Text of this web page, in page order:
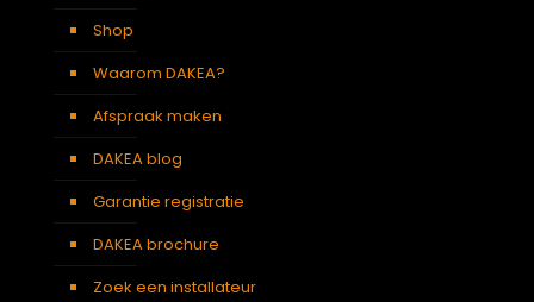
Shop
Waarom DAKEA?
Afspraak maken
DAKEA blog
Garantie registratie
DAKEA brochure
Zoek een installateur